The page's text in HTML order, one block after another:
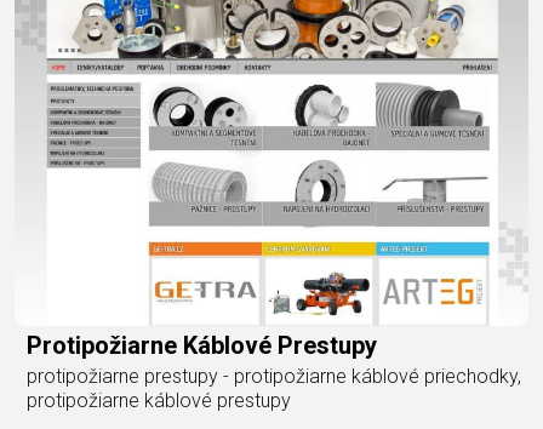
Protipožiarne Káblové Prestupy
protipožiarne prestupy - protipožiarne káblové priechodky,
protipožiarne káblové prestupy